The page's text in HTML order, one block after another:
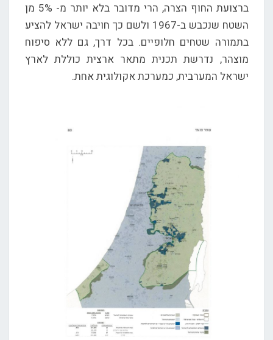
ברצועת החוף הצרה, הרי מדובר בלא יותר מ- 5% מן
השטח שנכבש ב-1967 ולשם כך חויבה ישראל להציע
בתמורה שטחים חלופיים. בכל דרך, גם ללא סיפוח
מוצהר, נדרשת תכנית מתאר ארצית כוללת לארץ
ישראל המערבית, כמערכת אקולוגית אחת.